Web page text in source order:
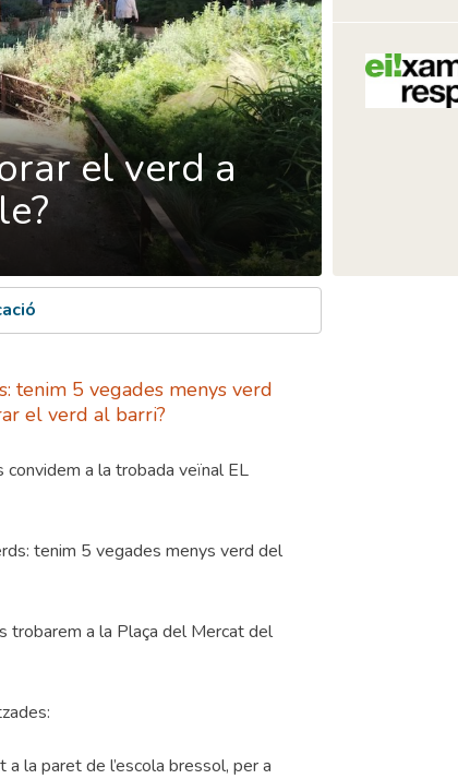
el verd a
tenim 5 vegades menys verd
el verd al barri?
convidem a la trobada veïnal EL
tenim 5 vegades menys verd del
trobarem a la Plaça del Mercat del
la paret de l’escola bressol, per a